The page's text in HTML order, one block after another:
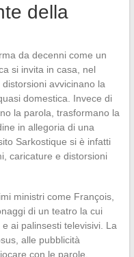
della
da decenni come un
si invita in casa, nel
avvicinano la
domestica. Invece di
la parola, trasformano la
in allegoria di una
Sarkostique si è infatti
caricature e distorsioni
ministri come François,
di un teatro la cui
ai palinsesti televisivi. La
alle pubblicità
con le parole,